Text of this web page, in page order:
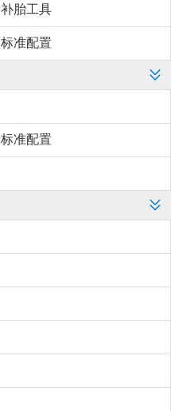
补胎工具
标准配置
标准配置